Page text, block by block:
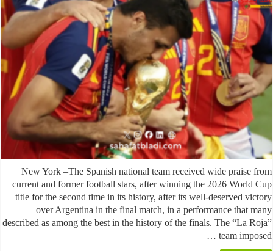
New York –The Spanish national team received wide
current and former football stars, after winning the 2026
title for the second time in its history, after its well-deserved
over Argentina in the final match, in a performance
described as among the best in the history of the finals. The “La
team